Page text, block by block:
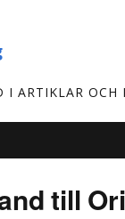
I ARTIKLAR OCH
till